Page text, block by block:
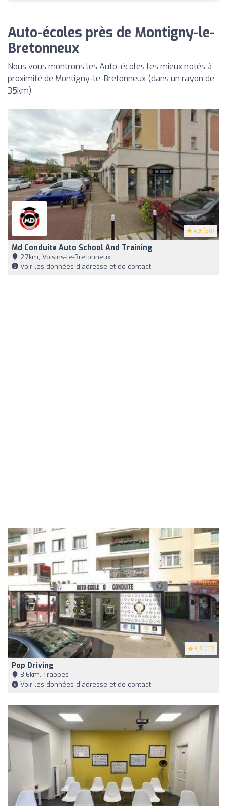
Auto-écoles près de Montigny-le-
Bretonneux
Nous vous montrons les Auto-écoles les mieux notés à
proximité de Montigny-le-Bretonneux (dans un rayon de
35km)
4.9 (80)
Md Conduite Auto School And Training
2,7km, Voisins-le-Bretonneux
Voir les données d'adresse et de contact
4.9 (67)
Pop Driving
3,6km, Trappes
Voir les données d'adresse et de contact